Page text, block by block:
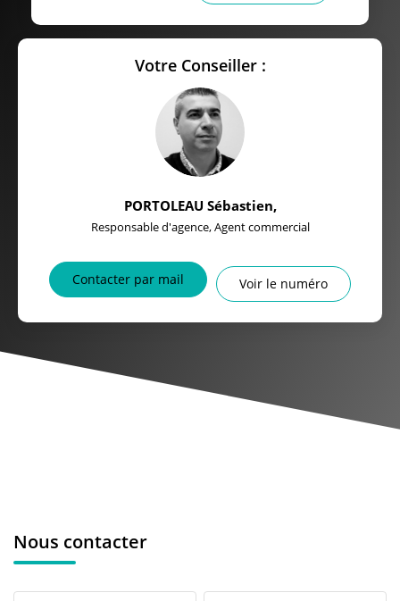
Votre Conseiller :
PORTOLEAU Sébastien,
Responsable d'agence, Agent commercial
Contacter par mail Voir le numéro
Nous contacter